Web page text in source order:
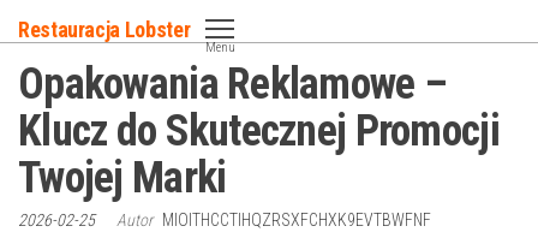
do
treści
Restauracja Lobster
Menu
Opakowania Reklamowe –
Klucz do Skutecznej Promocji
Twojej Marki
2026-02-25 Autor MIOITHCCTIHQZRSXFCHXK9EVTBWFNF